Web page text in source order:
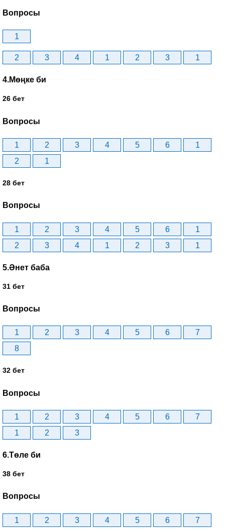
Вопросы
1
2 3 4 1 2 3 1
4.Мөңке би
26 бет
Вопросы
1 2 3 4 5 6
1
2
1
28 бет
Вопросы
1 2 3 4 5 6
1
2
3 4 1 2 3 1
5.Әнет баба
31 бет
Вопросы
1 2 3 4 5 6
7
8
32 бет
Вопросы
1 2 3 4 5 6
7
1
2 3
6.Төле би
38 бет
Вопросы
1 2 3 4 5 6
7